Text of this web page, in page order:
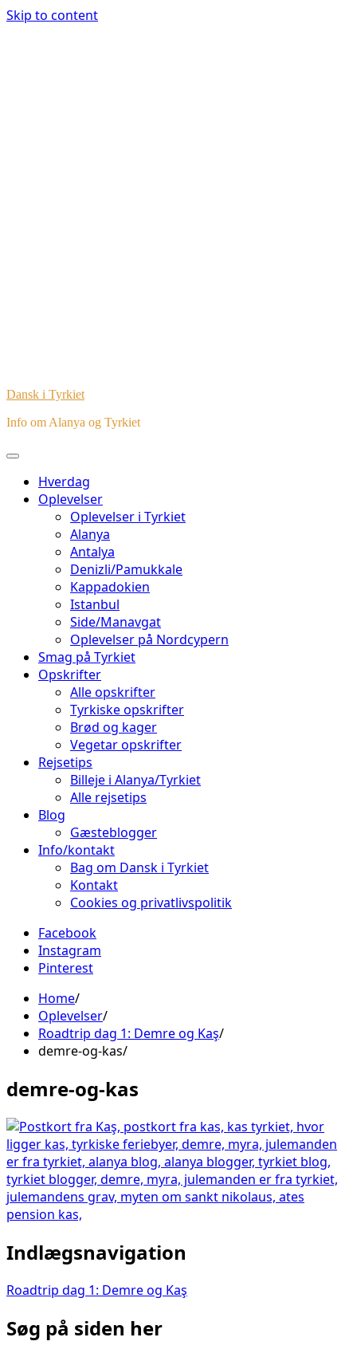
Skip to content
Dansk i Tyrkiet
Info om Alanya og Tyrkiet
Hverdag
Oplevelser
Oplevelser i Tyrkiet
Alanya
Antalya
Denizli/Pamukkale
Kappadokien
Istanbul
Side/Manavgat
Oplevelser på Nordcypern
Smag på Tyrkiet
Opskrifter
Alle opskrifter
Tyrkiske opskrifter
Brød og kager
Vegetar opskrifter
Rejsetips
Billeje i Alanya/Tyrkiet
Alle rejsetips
Blog
Gæsteblogger
Info/kontakt
Bag om Dansk i Tyrkiet
Kontakt
Cookies og privatlivspolitik
Facebook
Instagram
Pinterest
Home
Oplevelser
Roadtrip dag 1: Demre og Kaş
demre-og-kas
demre-og-kas
Indlægsnavigation
Roadtrip dag 1: Demre og Kaş
Søg på siden her